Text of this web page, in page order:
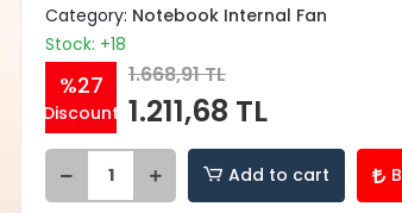
Category: Notebook Internal Fan
Stock: +18
%27
Discount
1.668,91 TL
1.211,68 TL
Add to cart